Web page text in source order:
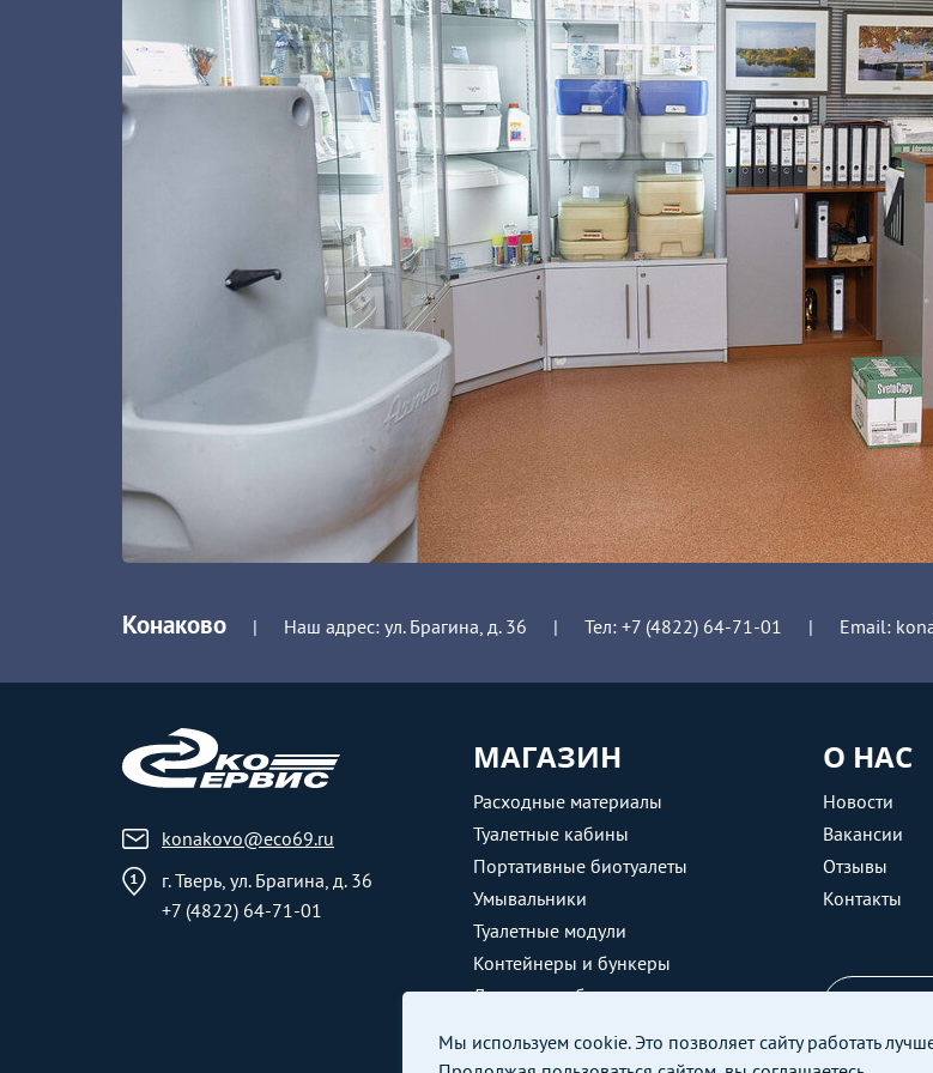
Конаково | Наш адрес: ул. Брагина, д. 36 | Тел: +7 (4822) 64-71-01 | Email:
konakovo@eco69.ru
г. Тверь, ул. Брагина, д. 36
+7 (4822) 64-71-01
МАГАЗИН
Расходные материалы
Туалетные кабины
Портативные биотуалеты
Умывальники
Туалетные модули
Контейнеры и бункеры
Душевые кабины
О НАС
Новости
Вакансии
Отзывы
Контакты
Мы используем cookie. Это позволяет сайту работать